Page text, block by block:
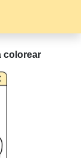
colorear